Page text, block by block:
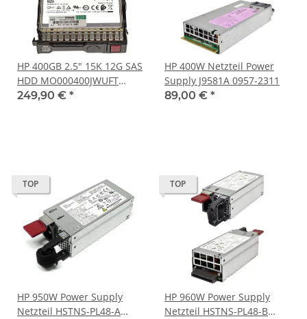
HP 400GB 2.5" 15K 12G SAS
HDD MO000400JWUFT
P07442-001 P09922 +
249,90 € *
HP 400W Netzteil Power
Supply J9581A 0957-2311
89,00 € *
TOP
HP 950W Power Supply
Netzteil HSTNS-PL48-A
TOP
HP 960W Power Supply
Netzteil HSTNS-PL48-B